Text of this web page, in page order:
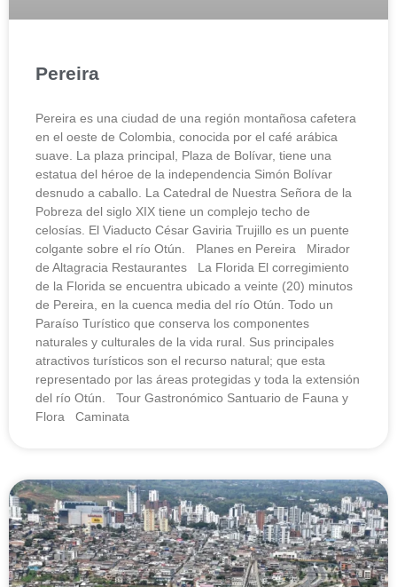
Pereira
Pereira es una ciudad de una región montañosa cafetera
en el oeste de Colombia, conocida por el café arábica
suave. La plaza principal, Plaza de Bolívar, tiene una
estatua del héroe de la independencia Simón Bolívar
desnudo a caballo. La Catedral de Nuestra Señora de la
Pobreza del siglo XIX tiene un complejo techo de
celosías. El Viaducto César Gaviria Trujillo es un puente
colgante sobre el río Otún. Planes en Pereira Mirador
de Altagracia Restaurantes La Florida El corregimiento
de la Florida se encuentra ubicado a veinte (20) minutos
de Pereira, en la cuenca media del río Otún. Todo un
Paraíso Turístico que conserva los componentes
naturales y culturales de la vida rural. Sus principales
atractivos turísticos son el recurso natural; que esta
representado por las áreas protegidas y toda la extensión
del río Otún. Tour Gastronómico Santuario de Fauna y
Flora Caminata